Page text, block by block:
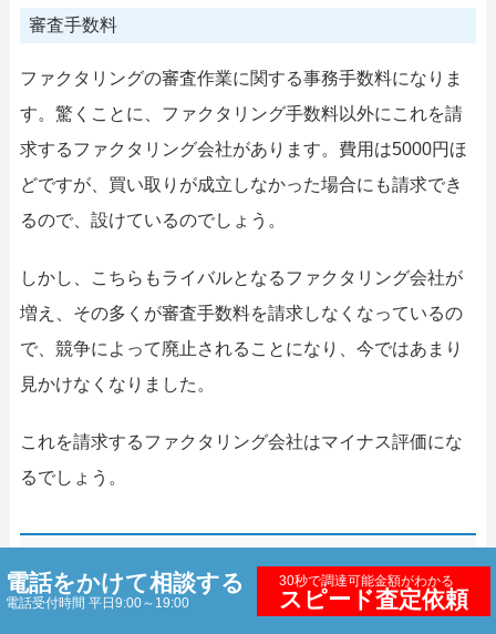
審査手数料
ファクタリングの審査作業に関する事務手数料になりま
す。驚くことに、ファクタリング手数料以外にこれを請
求するファクタリング会社があります。費用は5000円ほ
どですが、買い取りが成立しなかった場合にも請求でき
るので、設けているのでしょう。
しかし、こちらもライバルとなるファクタリング会社が
増え、その多くが審査手数料を請求しなくなっているの
で、競争によって廃止されることになり、今ではあまり
見かけなくなりました。
これを請求するファクタリング会社はマイナス評価にな
るでしょう。
ファクタリングの費用の内訳をみてきました。
電話をかけて相談する
電話受付時間 平日9:00～19:00
30秒で調達可能金額がわかる
スピード査定依頼